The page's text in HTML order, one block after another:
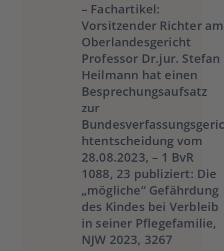
– Fachartikel:
Vorsitzender Richter am
Oberlandesgericht
Professor Dr.jur. Stefan
Heilmann hat einen
Besprechungsaufsatz
zur
htentscheidung vom
28.08.2023, – 1 BvR
1088, 23 publiziert: Die
„mögliche“ Gefährdung
des Kindes bei Verbleib
in seiner Pflegefamilie,
NJW 2023, 3267